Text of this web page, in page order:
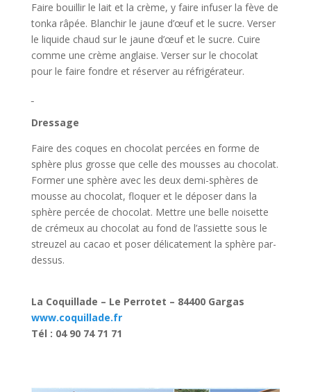
Faire bouillir le lait et la crème, y faire infuser la fève de
tonka râpée. Blanchir le jaune d’œuf et le sucre. Verser
le liquide chaud sur le jaune d’œuf et le sucre. Cuire
comme une crème anglaise. Verser sur le chocolat
pour le faire fondre et réserver au réfrigérateur.
Dressage
Faire des coques en chocolat percées en forme de
sphère plus grosse que celle des mousses au chocolat.
Former une sphère avec les deux demi-sphères de
mousse au chocolat, floquer et le déposer dans la
sphère percée de chocolat. Mettre une belle noisette
de crémeux au chocolat au fond de l’assiette sous le
streuzel au cacao et poser délicatement la sphère par-
dessus.
La Coquillade – Le Perrotet – 84400 Gargas
www.coquillade.fr
Tél : 04 90 74 71 71